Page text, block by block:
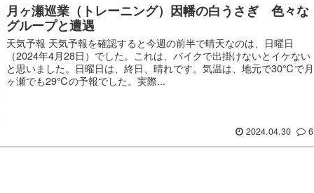
月ヶ瀬巡業（トレーニング）因幡の白うさぎ 色々な
グループと遭遇
天気予報 天気予報を確認すると今週の前半で晴天なのは、日曜日
（2024年4月28日）でした。これは、バイクで出掛けないとイケない
と思いました。日曜日は、終日、晴れです。気温は、地元で30℃で月
ヶ瀬でも29℃の予報でした。実際...
2024.04.30 6